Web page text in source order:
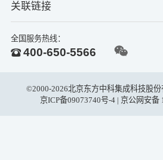
关联链接
全国服务热线：
400-650-5566
©2000-2026北京东方中科集成科技股份
京ICP备09073740号-4 | 京公网安备